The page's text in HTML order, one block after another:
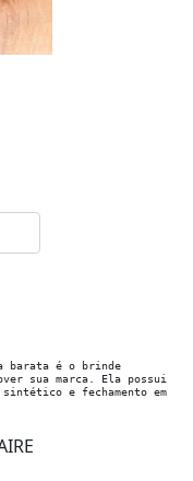
barata é o brinde
sua marca. Ela possui
e fechamento em